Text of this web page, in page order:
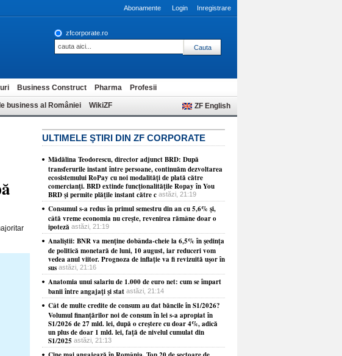
Abonamente Login Inregistrare
zfcorporate.ro
Business Construct Pharma Profesii
business al României WikiZF ZF English
ULTIMELE ŞTIRI DIN ZF CORPORATE
Mădălina Teodorescu, director adjunct BRD: După
transferurile instant între persoane, continuăm dezvoltarea
ecosistemului RoPay cu noi modalităţi de plată către
comercianţi. BRD extinde funcţionalităţile Ropay în You
BRD şi permite plăţile instant către c astăzi, 21:19
Consumul s-a redus în primul semestru din an cu 5,6% şi,
câtă vreme economia nu creşte, revenirea rămâne doar o
ipoteză astăzi, 21:19
Analiştii: BNR va menţine dobânda-cheie la 6,5% în şedinţa
de politică monetară de luni, 10 august, iar reduceri vom
vedea anul viitor. Prognoza de inflaţie va fi revizuită uşor în
sus astăzi, 21:16
Anatomia unui salariu de 1.000 de euro net: cum se împart
banii între angajaţi şi stat astăzi, 21:14
Cât de multe credite de consum au dat băncile în S1/2026?
Volumul finanţărilor noi de consum în lei s-a apropiat în
S1/2026 de 27 mld. lei, după o creştere cu doar 4%, adică
un plus de doar 1 mld. lei, faţă de nivelul cumulat din
S1/2025 astăzi, 21:13